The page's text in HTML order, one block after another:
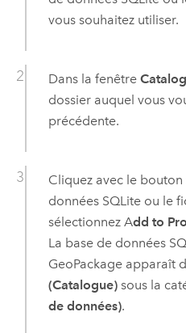
vous souhaitez utiliser.
Dans la fenêtre
dossier auquel vous
précédente.
Cliquez avec le
données SQLiteou le
sélectionnez Add to
La base de données
GeoPackageapparaît
(Catalogue)sous la
de données).